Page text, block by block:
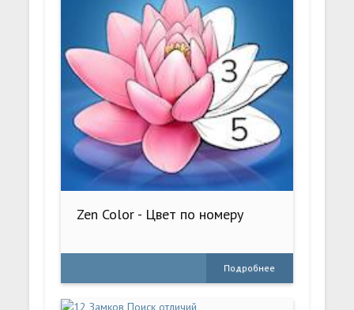
Zen Color - Цвет по номеру
Подробнее